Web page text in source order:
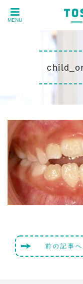
MENU
前の記事へ